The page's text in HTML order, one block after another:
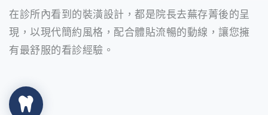
在診所內看到的裝潢設計，都是院長去蕪存菁後的呈
現，以現代簡約風格，配合體貼流暢的動線，讓您擁
有最舒服的看診經驗。